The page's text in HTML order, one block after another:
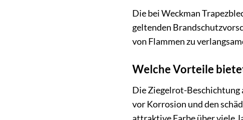
Die bei Weckman
geltenden
von Flammen zu
Welche Vorteile
Die Ziegelrot-Beschichtung
vor Korrosion und den